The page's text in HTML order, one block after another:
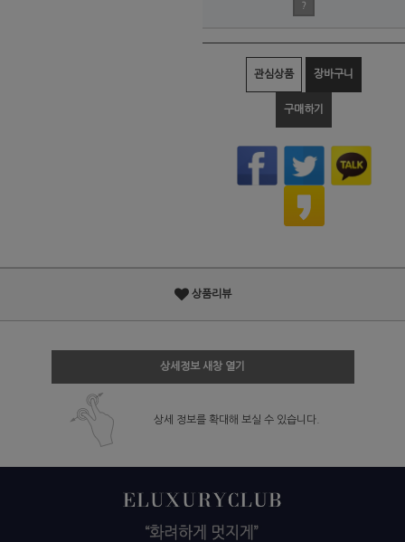
?
관심상품 장바구니
구매하기
상품리뷰
상세정보 새창 열기
상세 정보를 확대해 보실 수 있습니다.